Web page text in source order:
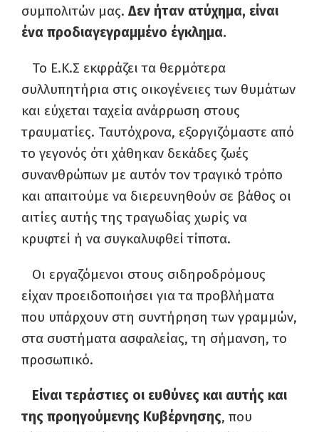
συμπολιτών μας. Δεν ήταν ατύχημα, είναι
ένα προδιαγεγραμμένο έγκλημα.
Το Ε.Κ.Σ εκφράζει τα θερμότερα
συλλυπητήρια στις οικογένειες των θυμάτων
και εύχεται ταχεία ανάρρωση στους
τραυματίες. Ταυτόχρονα, εξοργιζόμαστε από
το γεγονός ότι χάθηκαν δεκάδες ζωές
συνανθρώπων με αυτόν τον τραγικό τρόπο
και απαιτούμε να διερευνηθούν σε βάθος οι
αιτίες αυτής της τραγωδίας χωρίς να
κρυφτεί ή να συγκαλυφθεί τίποτα.
Οι εργαζόμενοι στους σιδηροδρόμους
είχαν προειδοποιήσει για τα προβλήματα
που υπάρχουν στη συντήρηση των γραμμών,
στα συστήματα ασφαλείας, τη σήμανση, το
προσωπικό.
Είναι τεράστιες οι ευθύνες και αυτής και
της προηγούμενης Κυβέρνησης, που